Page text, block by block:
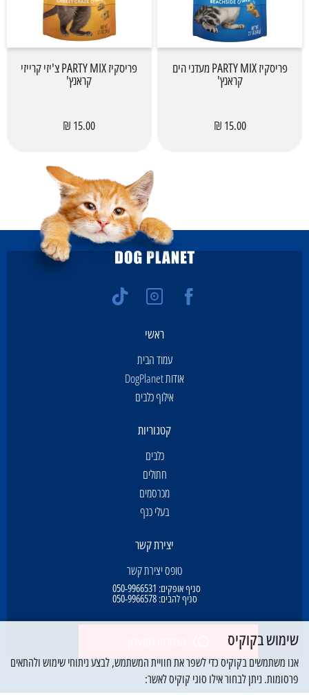
פריסקיז PARTY MIX מעדני הים
קראנץ'
15.00 ₪
פריסקיז PARTY MIX צ'יזי קרייזי
קראנץ'
15.00 ₪
ראשי
עמוד הבית
אודות DogPlanet
אילוף כלבים
קטגוריות
כלבים
חתולים
מכרסמים
בעלי כנף
יצירת קשר
טופס יצירת קשר
סניף אופקים: 050-9966531
סניף להבים:050-9966578
שימוש בקוקיס
אנו משתמשים בקוקיס כדי לשפר את חוויית המשתמש, לבצע ניתוחי שימוש ולהתאים
פרסומות. ניתן לבחור אילו סוגי קוקיס לאשר: